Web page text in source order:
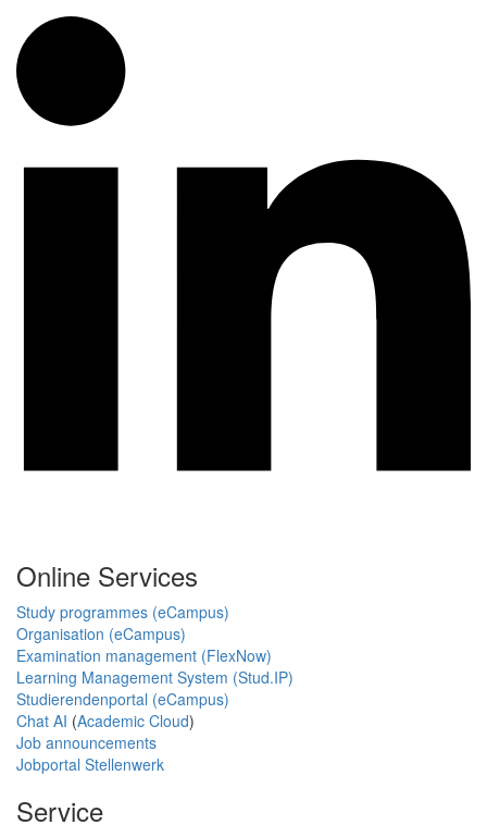
Online Services
Study programmes (eCampus)
Organisation (eCampus)
Examination management (FlexNow)
Learning Management System (Stud.IP)
Studierendenportal (eCampus)
Chat AI (Academic Cloud)
Job announcements
Jobportal Stellenwerk
Service